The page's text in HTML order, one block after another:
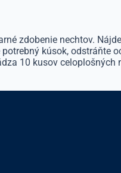
zdobenie nechtov.
kúsok, odstráňte
10 kusov celoplošných